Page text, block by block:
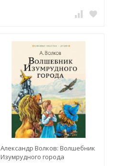
Александр Волков: Волшебник
Изумрудного города